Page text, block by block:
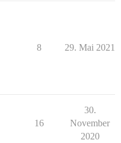
8 29. Mai 2021
16
30.
November
2020